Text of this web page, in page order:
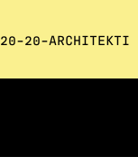
20-20-ARCHITEKTI